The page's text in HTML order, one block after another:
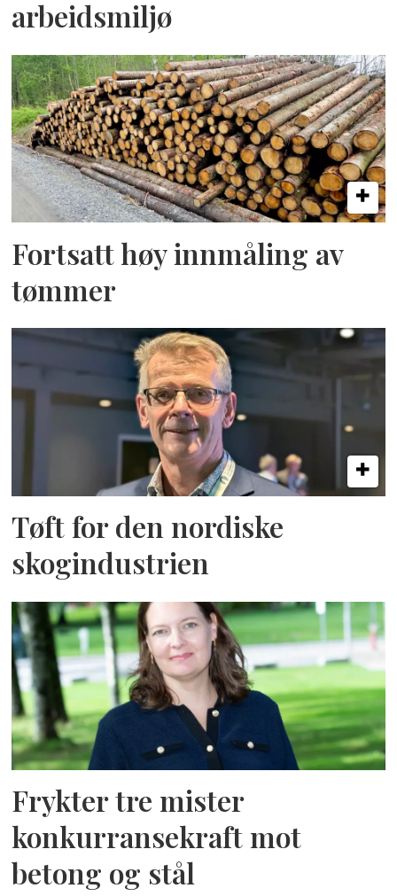
arbeidsmiljø
Fortsatt høy innmåling av
tømmer
Tøft for den nordiske
skogindustrien
Frykter tre mister
konkurransekraft mot
betong og stål